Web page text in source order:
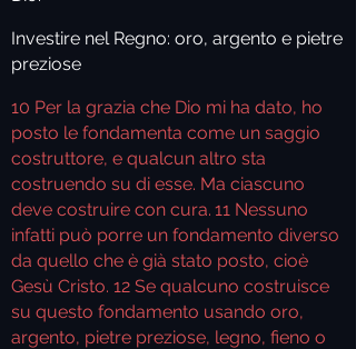
Investire nel Regno: oro, argento e pietre
preziose
10 Per la grazia che Dio mi ha dato, ho
posto le fondamenta come un saggio
costruttore, e qualcun altro sta
costruendo su di esse. Ma ciascuno
deve costruire con cura. 11 Nessuno
infatti può porre un fondamento diverso
da quello che è già stato posto, cioè
Gesù Cristo. 12 Se qualcuno costruisce
su questo fondamento usando oro,
argento, pietre preziose, legno, fieno o